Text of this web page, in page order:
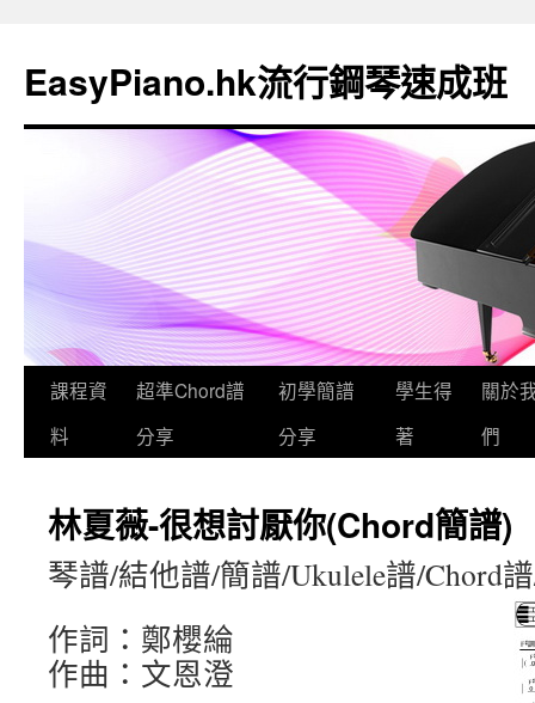
EasyPiano.hk流行鋼琴速成班
課程資
料
超準Chord譜
分享
初學簡譜
分享
學生得
著
關於
們
林夏薇-很想討厭你(Chord簡譜)
琴譜/結他譜/簡譜/Ukulele譜/Chord
作詞：鄭櫻綸
作曲：文恩澄